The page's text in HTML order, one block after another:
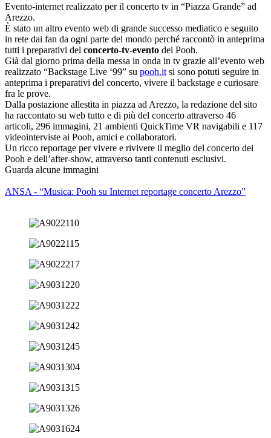
Evento-internet realizzato per il concerto tv in “Piazza Grande” ad
Arezzo.
È stato un altro evento web di grande successo mediatico e seguito
in rete dai fan da ogni parte del mondo perché raccontò in anteprima
tutti i preparativi del concerto-tv-evento dei Pooh.
Già dal giorno prima della messa in onda in tv grazie all’evento web
realizzato “Backstage Live ‘99” su pooh.it si sono potuti seguire in
anteprima i preparativi del concerto, vivere il backstage e curiosare
fra le prove.
Dalla postazione allestita in piazza ad Arezzo, la redazione del sito
ha raccontato su web tutto e di più del concerto attraverso 46
articoli, 296 immagini, 21 ambienti QuickTime VR navigabili e 117
videointerviste ai Pooh, amici e collaboratori.
Un ricco reportage per vivere e rivivere il meglio del concerto dei
Pooh e dell’after-show, attraverso tanti contenuti esclusivi.
Guarda alcune immagini
ANSA - “Musica: Pooh su Internet reportage concerto Arezzo”